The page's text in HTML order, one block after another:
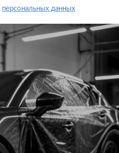
персональных данных